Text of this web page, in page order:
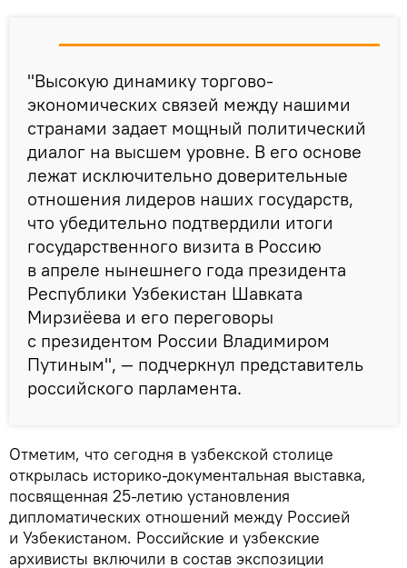
"Высокую динамику торгово-
экономических связей между нашими
странами задает мощный политический
диалог на высшем уровне. В его основе
лежат исключительно доверительные
отношения лидеров наших государств,
что убедительно подтвердили итоги
государственного визита в Россию
в апреле нынешнего года президента
Республики Узбекистан Шавката
Мирзиёева и его переговоры
с президентом России Владимиром
Путиным", — подчеркнул представитель
российского парламента.
Отметим, что сегодня в узбекской столице
открылась историко-документальная выставка,
посвященная 25-летию установления
дипломатических отношений между Россией
и Узбекистаном. Российские и узбекские
архивисты включили в состав экспозиции